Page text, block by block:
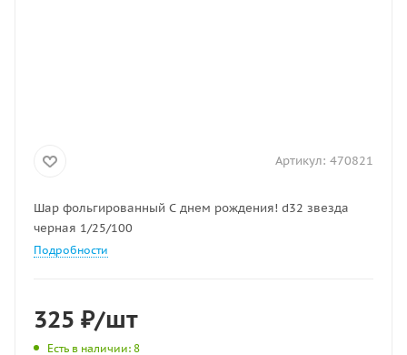
Артикул: 470821
Шар фольгированный С днем рождения! d32 звезда
черная 1/25/100
Подробности
325 ₽/шт
Есть в наличии: 8